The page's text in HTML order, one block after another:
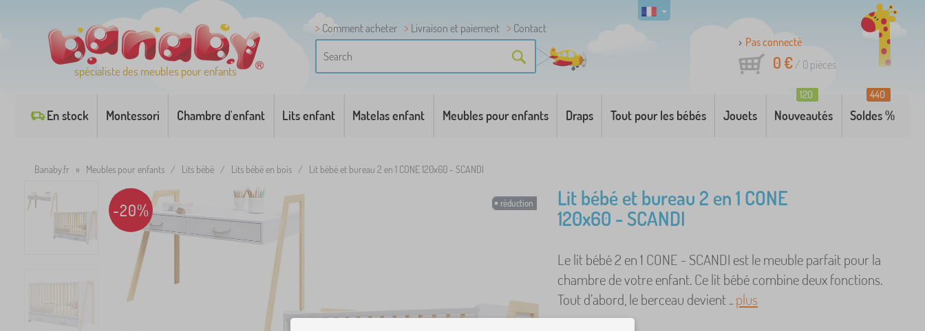
spécialiste des meubles pour enfants
Comment acheter Livraison et paiement
Contact
Pas connecté
0 €/ 0 pièces
En stock Montessori Chambre d'enfant Lits enfant Matelas enfant Meubles pour enfants Draps Tout pour les bébés Jouets Nouveautés
120
Soldes %
440
Banaby.fr » Meubles pour enfants / Lits bébé / Lits bébé en bois / Lit bébé et bureau 2 en 1 CONE 120x60 - SCANDI
réduction
-20%
Lit bébé et bureau 2 en 1 CONE
120x60 - SCANDI
Le lit bébé 2 en 1 CONE - SCANDI est le meuble parfait pour la
chambre de votre enfant. Ce lit bébé combine deux fonctions.
Tout d’abord, le berceau devient ..plus